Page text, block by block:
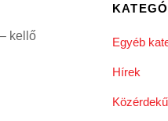
kellő
Egyéb
Hírek
Közérdekű